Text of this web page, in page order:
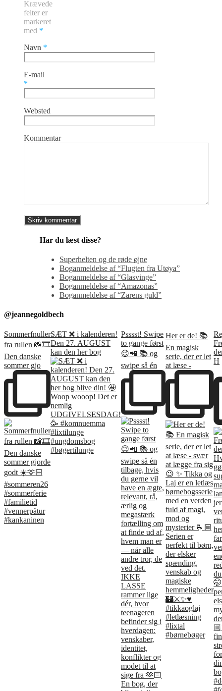
Krævede
felter er
markeret
med *
Navn *
E-mail
*
Websted
Kommentar
Har du læst disse?
Superhelten og de røde øjne
Boganmeldelse af “Flugten fra Utøya”
Boganmeldelse af “Glasvinge”
Boganmeldelse af “Amazonas”
Boganmeldelse af “Zarens guld”
@jeannegoldbech
Sommerfnuller
fra rullen 📸🎞️
Den danske
sommer gjo
SÆT ❌ i kalenderen!
Den 27. AUGUST
kan den her bog
Psssst! Swipe
to gange først
😉📲 📚 og
swipe så én
Her er de! 📚
En magisk
serie, der er let
at læse -
H